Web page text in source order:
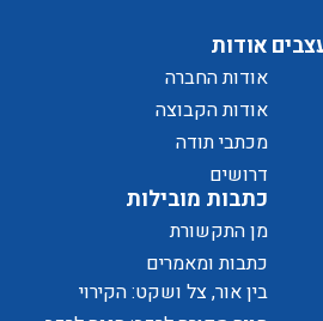
כתבות מובילות
מן התקשורת
כתבות ומאמרים
בין אור, צל ושקט: הקירוי
כאלמנט מעצב בחוויית המרחב
אודות
אודות החברה
אודות הקבוצה
מכתבי תודה
דרושים